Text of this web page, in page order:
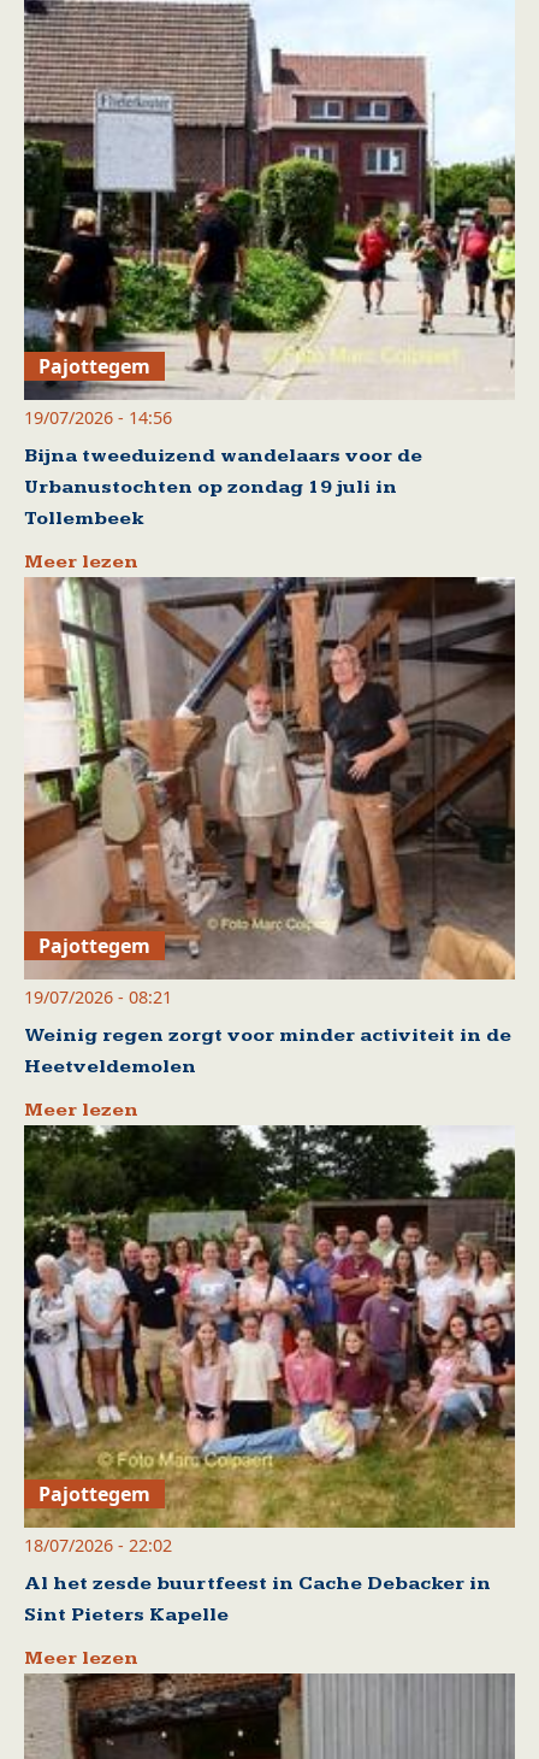
Pajottegem
19/07/2026 - 14:56
Bijna tweeduizend wandelaars voor de
Urbanustochten op zondag 19 juli in
Tollembeek
Meer lezen
Pajottegem
19/07/2026 - 08:21
Weinig regen zorgt voor minder activiteit in de
Heetveldemolen
Meer lezen
Pajottegem
18/07/2026 - 22:02
Al het zesde buurtfeest in Cache Debacker in
Sint Pieters Kapelle
Meer lezen